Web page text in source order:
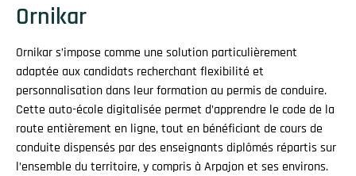
Ornikar
Ornikar s’impose comme une solution particulièrement
adaptée aux candidats recherchant flexibilité et
personnalisation dans leur formation au permis de conduire.
Cette auto-école digitalisée permet d’apprendre le code de la
route entièrement en ligne, tout en bénéficiant de cours de
conduite dispensés par des enseignants diplômés répartis sur
l’ensemble du territoire, y compris à Arpajon et ses environs.